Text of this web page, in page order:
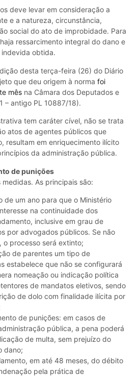
deve levar em consideração a
e a natureza, circunstância,
social do ato de improbidade. Para
ressarcimento integral do dano e
obtida.
desta terça-feira (26) do Diário
que deu origem à norma foi
mês na Câmara dos Deputados e
– antigo PL 10887/18).
tem caráter cível, não se trata
atos de agentes públicos que
resultam em enriquecimento ilícito
da administração pública.
de punições
As principais são:
de um ano para que o Ministério
na continuidade dos
inclusive em grau de
por advogados públicos. Se não
o processo será extinto;
de parentes um tipo de
estabelece que não se configurará
nomeação ou indicação política
de mandatos eletivos, sendo
de dolo com finalidade ilícita por
de punições: em casos de
pública, a pena poderá
de multa, sem prejuízo do
dano;
em até 48 meses, do débito
pela prática de